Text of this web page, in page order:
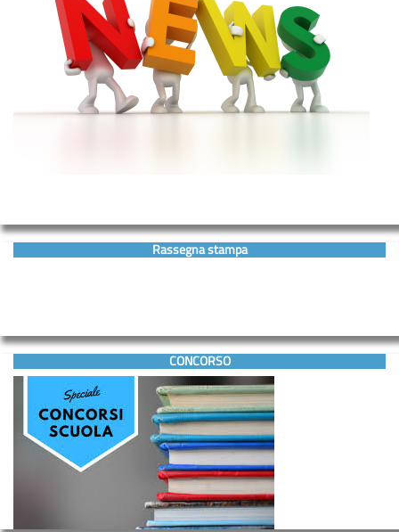
Rassegna stampa
CONCORSO